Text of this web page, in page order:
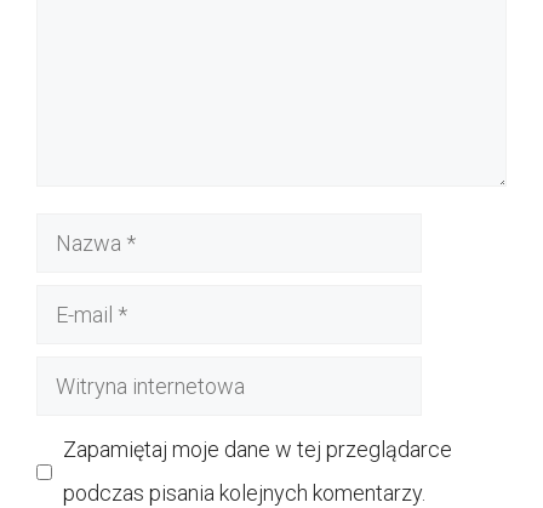
Nazwa
Witryna
Zapamiętaj moje dane w tej przeglądarce
podczas pisania kolejnych komentarzy.